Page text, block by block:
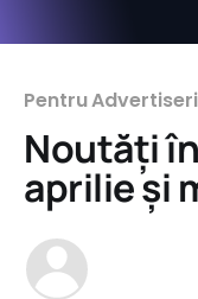
Pentru Advertiseri
Noutăți
aprilie și